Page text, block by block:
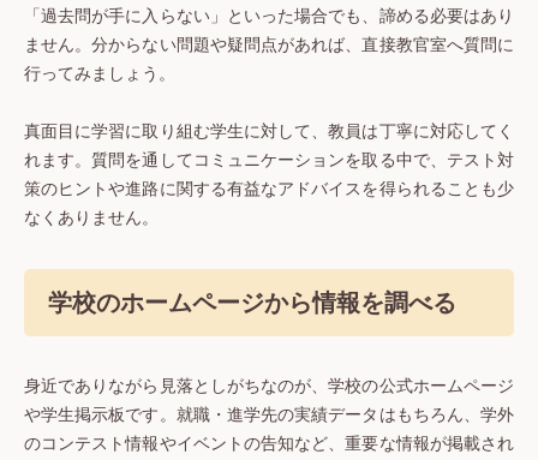
「過去問が手に入らない」といった場合でも、諦める必要はあり
ません。分からない問題や疑問点があれば、直接教官室へ質問に
行ってみましょう。
真面目に学習に取り組む学生に対して、教員は丁寧に対応してく
れます。質問を通してコミュニケーションを取る中で、テスト対
策のヒントや進路に関する有益なアドバイスを得られることも少
なくありません。
学校のホームページから情報を調べる
身近でありながら見落としがちなのが、学校の公式ホームページ
や学生掲示板です。就職・進学先の実績データはもちろん、学外
のコンテスト情報やイベントの告知など、重要な情報が掲載され